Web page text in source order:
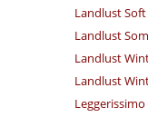
Landlust
Landlust
Landlust
Landlust
Leggerissimo